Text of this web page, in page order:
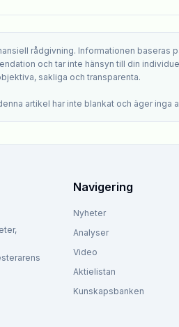
rådgivning. Informationen
och tar inte hänsyn till din
sakliga och transparenta.
artikel har inte blankat och äger inga
Navigering
Nyheter
Analyser
Video
Aktielistan
Kunskapsbanken